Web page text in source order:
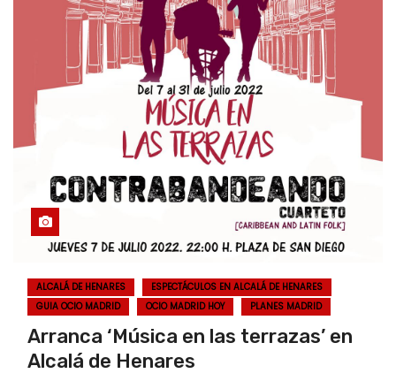
ALCALÁ DE HENARES
ESPECTÁCULOS EN ALCALÁ DE HENARES
GUIA OCIO MADRID
OCIO MADRID HOY PLANES MADRID
Arranca ‘Música en las terrazas’ en
Alcalá de Henares